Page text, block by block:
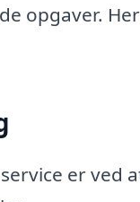
opgaver.
er ved